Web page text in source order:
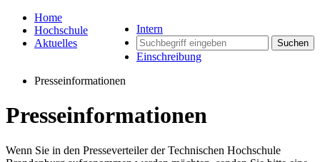
Intern
Suchen
Einschreibung
Home
Hochschule
Aktuelles
Presseinformationen
Presseinformationen
Wenn Sie in den Presseverteiler der Technischen Hochschule